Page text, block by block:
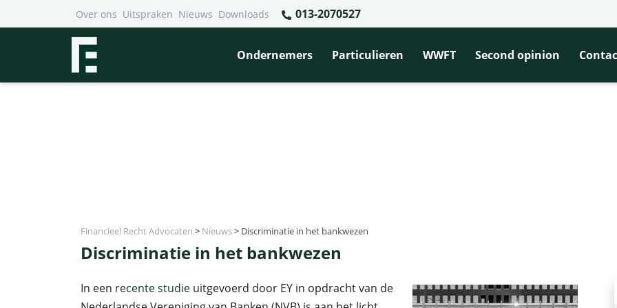
Over ons Uitspraken Nieuws Downloads 013-2070527
Ondernemers Particulieren WWFT Second opinion
Financieel Recht Advocaten > Nieuws> Discriminatie in het bankwezen
Discriminatie in het bankwezen
In een recente studie uitgevoerd door EY in opdracht van de